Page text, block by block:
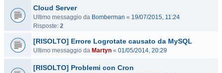
Cloud Server
Ultimo messaggio da Bomberman « 19/07/2015, 11:24
Risposte: 2
[RISOLTO] Errore Logrotate causato da MySQL
Ultimo messaggio da Martyn « 01/05/2014, 20:29
[RISOLTO] Problemi con Cron